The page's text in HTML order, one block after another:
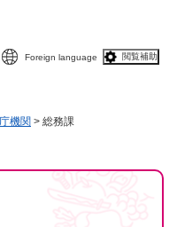
Foreign language 閲覧補助
機関 > 総務課